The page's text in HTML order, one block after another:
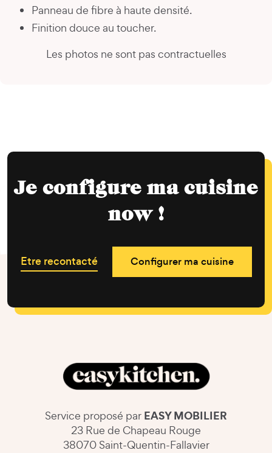
Panneau de fibre à haute densité.
Finition douce au toucher.
Les photos ne sont pas contractuelles
Je configure ma cuisine
now !
Etre recontacté Configurer ma cuisine
Service proposé par EASY MOBILIER
23 Rue de Chapeau Rouge
38070 Saint-Quentin-Fallavier